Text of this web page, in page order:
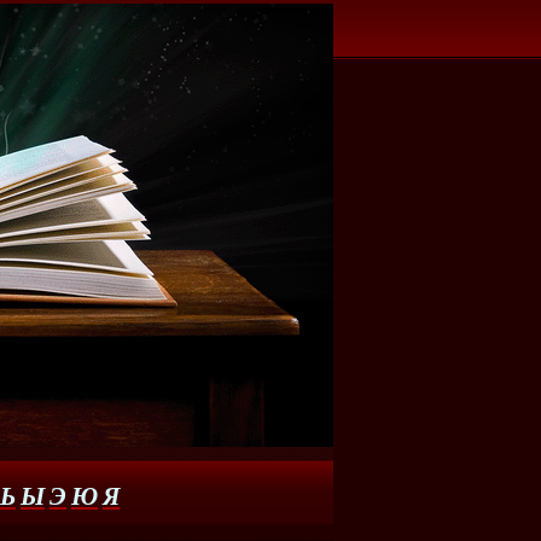
ЬЫЭ ЮЯ